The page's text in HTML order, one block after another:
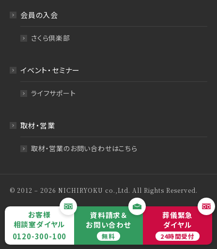
お客様
相談室ダイヤル
0120-300-100
資料請求＆
お問い合わせ
無料
葬儀緊急
ダイヤル
24時間受付
会員の入会
さくら倶楽部
イベント・セミナー
ライフサポート
取材・営業
取材・営業のお問い合わせはこちら
© 2012 – 2026 NICHIRYOKU co.,Ltd. All Rights Reserved.
特定商取引法について プライバシーポリシー
サイトマップ